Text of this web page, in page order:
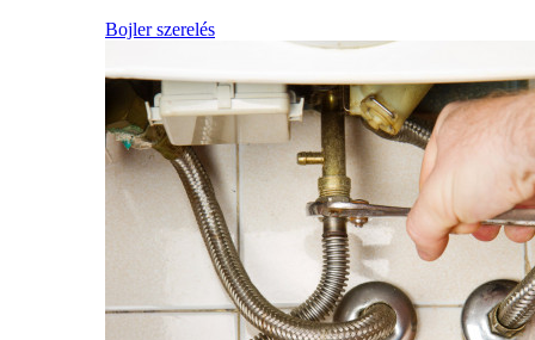
Bojler szerelés